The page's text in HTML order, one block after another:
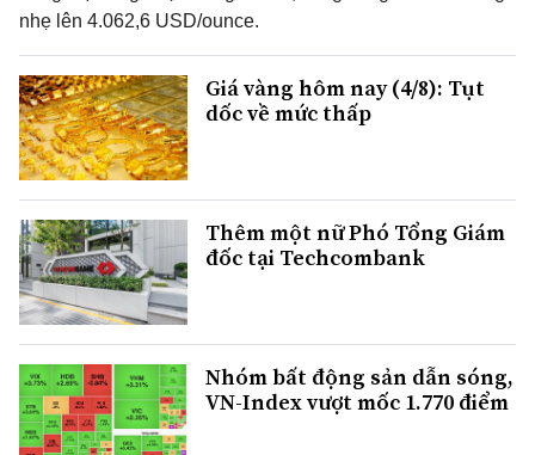
nhẹ lên 4.062,6 USD/ounce.
Giá vàng hôm nay (4/8): Tụt
dốc về mức thấp
Thêm một nữ Phó Tổng Giám
đốc tại Techcombank
Nhóm bất động sản dẫn sóng,
VN-Index vượt mốc 1.770 điểm